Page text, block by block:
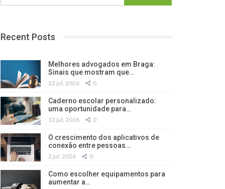
Recent Posts
Melhores advogados em Braga:
Sinais que mostram que…
22 jul, 2026 0
Caderno escolar personalizado:
uma oportunidade para…
13 jul, 2026 0
O crescimento dos aplicativos de
conexão entre pessoas…
2 jul, 2026 0
Como escolher equipamentos para
aumentar a…